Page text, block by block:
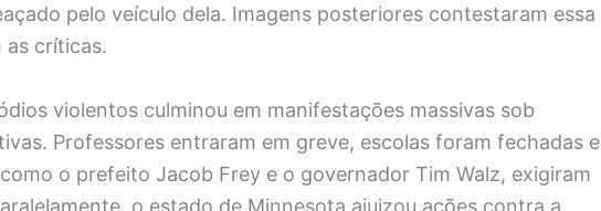
pelo veículo dela. Imagens posteriores contestaram essa
as críticas.
violentos culminou em manifestações massivas sob
Professores entraram em greve, escolas foram fechadas e
o prefeito Jacob Frey e o governador Tim Walz, exigiram
o estado de Minnesota ajuizou ações contra a